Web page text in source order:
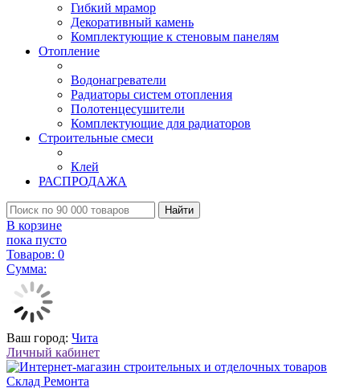
Гибкий мрамор
Декоративный камень
Комплектующие к стеновым панелям
Отопление
Водонагреватели
Радиаторы систем отопления
Полотенцесушители
Комплектующие для радиаторов
Строительные смеси
Клей
РАСПРОДАЖА
Найти
В корзине
пока пусто
Товаров: 0
Сумма:
Ваш город: Чита
Личный кабинет